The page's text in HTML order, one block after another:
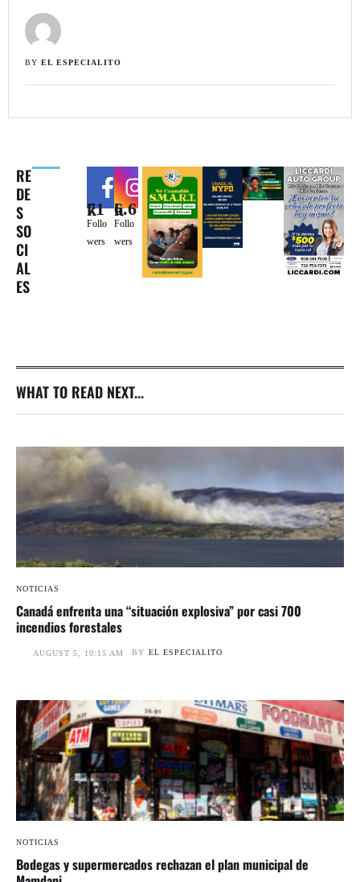
BY EL ESPECIALITO
RE
DE
S
SO
CI
AL
ES
71k
Follo
wers
6.6k
Follo
wers
WHAT TO READ NEXT...
NOTICIAS
Canadá enfrenta una “situación explosiva” por casi 700
incendios forestales
AUGUST 5, 10:15 AM BY EL ESPECIALITO
NOTICIAS
Bodegas y supermercados rechazan el plan municipal de